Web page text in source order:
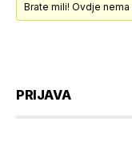
Brate mili! Ovdje
PRIJAVA